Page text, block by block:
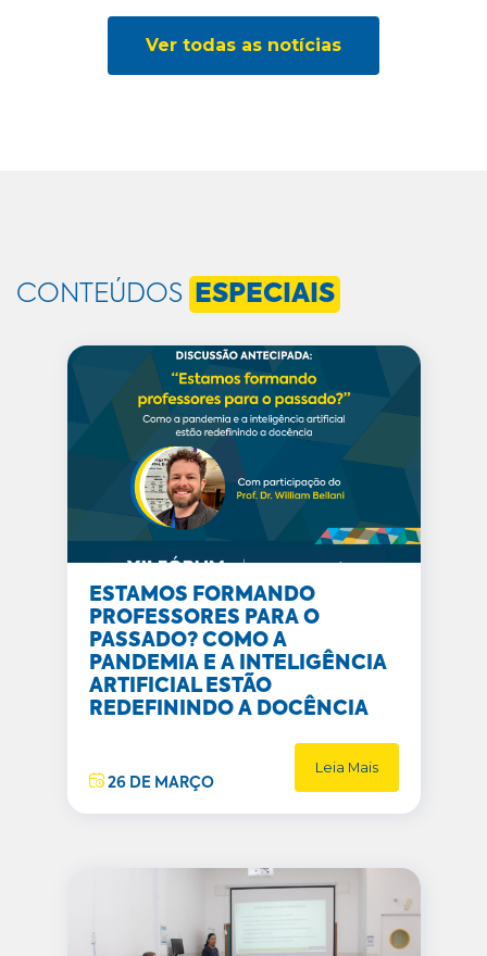
Ver todas as notícias
CONTEÚDOS ESPECIAIS
ESTAMOS FORMANDO
PROFESSORES PARA O
PASSADO? COMO A
PANDEMIA E A INTELIGÊNCIA
ARTIFICIAL ESTÃO
REDEFININDO A DOCÊNCIA
26 DE MARÇO
Leia Mais